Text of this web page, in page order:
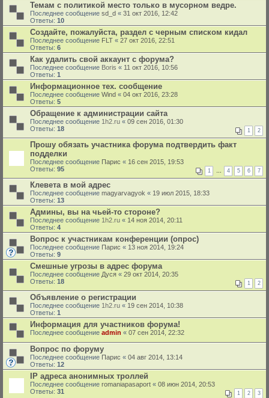
Темам с политикой место только в мусорном ведре.
Последнее сообщение sd_d « 31 окт 2016, 12:42
Ответы: 10
Создайте, пожалуйста, раздел с черным списком кидал
Последнее сообщение FLT « 27 окт 2016, 22:51
Ответы: 6
Как удалить свой аккаунт с форума?
Последнее сообщение Boris « 11 окт 2016, 10:56
Ответы: 1
Информационное тех. сообщение
Последнее сообщение Wind « 04 окт 2016, 23:28
Ответы: 5
Обращение к администрации сайта
Последнее сообщение 1h2.ru « 09 сен 2016, 01:30
Ответы: 18 1 2
Прошу обязать участника форума подтвердить факт
подделки
Последнее сообщение Парис « 16 сен 2015, 19:53
Ответы: 95 1 … 4 5 6 7
Клевета в мой адрес
Последнее сообщение magyarvagyok « 19 июл 2015, 18:33
Ответы: 13
Админы, вы на чьей-то стороне?
Последнее сообщение 1h2.ru « 14 ноя 2014, 20:11
Ответы: 4
Вопрос к участникам конференции (опрос)
Последнее сообщение Парис « 13 ноя 2014, 19:24
Ответы: 9
Смешные угрозы в адрес форума
Последнее сообщение Дуся « 29 окт 2014, 20:35
Ответы: 18 1 2
Объявление о регистрации
Последнее сообщение 1h2.ru « 19 сен 2014, 10:38
Ответы: 1
Информация для участников форума!
Последнее сообщение admin « 07 сен 2014, 22:32
Вопрос по форуму
Последнее сообщение Парис « 04 авг 2014, 13:14
Ответы: 12
IP адреса анонимных троллей
Последнее сообщение romaniapasaport « 08 июн 2014, 20:53
Ответы: 31 1 2 3